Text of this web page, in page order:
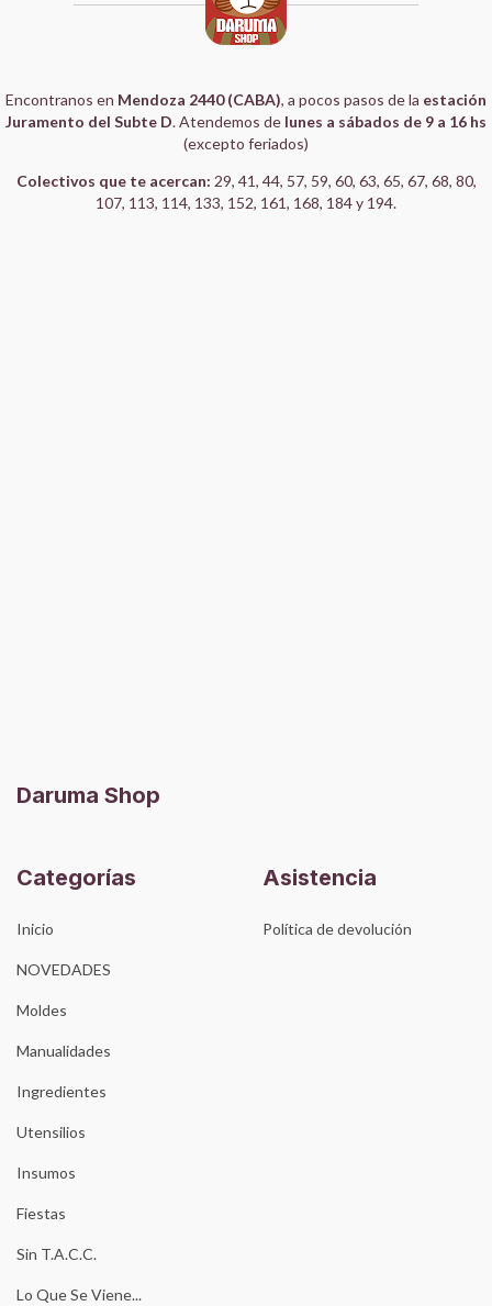
Encontranos en Mendoza 2440 (CABA), a pocos pasos de la estación
Juramento del Subte D. Atendemos de lunes a sábados de 9 a 16 hs
(excepto feriados)
Colectivos que te acercan: 29, 41, 44, 57, 59, 60, 63, 65, 67, 68, 80,
107, 113, 114, 133, 152, 161, 168, 184 y 194.
Daruma Shop
Categorías
Inicio
NOVEDADES
Moldes
Manualidades
Ingredientes
Utensilios
Insumos
Fiestas
Sin T.A.C.C.
Lo Que Se Viene...
Asistencia
Política de devolución